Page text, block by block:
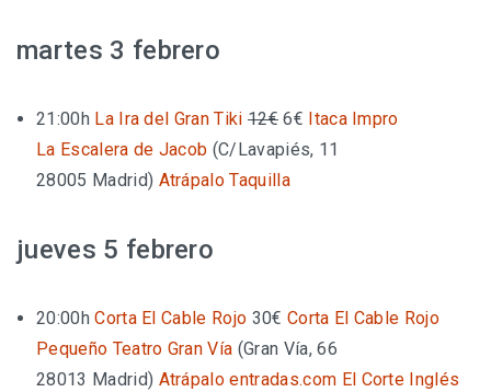
martes 3 febrero
21:00h La Ira del Gran Tiki 12€6€ Itaca Impro
La Escalera de Jacob (C/Lavapiés, 11
28005 Madrid) Atrápalo Taquilla
jueves 5 febrero
20:00h Corta El Cable Rojo 30€ Corta El Cable Rojo
Pequeño Teatro Gran Vía (Gran Vía, 66
28013 Madrid) Atrápalo entradas.com El Corte Inglés